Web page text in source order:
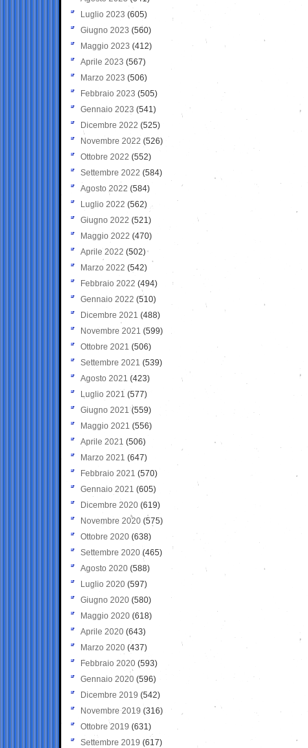
Luglio 2023 (605)
Giugno 2023 (560)
Maggio 2023 (412)
Aprile 2023 (567)
Marzo 2023 (506)
Febbraio 2023 (505)
Gennaio 2023 (541)
Dicembre 2022 (525)
Novembre 2022 (526)
Ottobre 2022 (552)
Settembre 2022 (584)
Agosto 2022 (584)
Luglio 2022 (562)
Giugno 2022 (521)
Maggio 2022 (470)
Aprile 2022 (502)
Marzo 2022 (542)
Febbraio 2022 (494)
Gennaio 2022 (510)
Dicembre 2021 (488)
Novembre 2021 (599)
Ottobre 2021 (506)
Settembre 2021 (539)
Agosto 2021 (423)
Luglio 2021 (577)
Giugno 2021(559)
Maggio 2021 (556)
Aprile 2021 (506)
Marzo 2021 (647)
Febbraio 2021 (570)
Gennaio 2021 (605)
Dicembre 2020 (619)
Novembre 2020 (575)
Ottobre 2020 (638)
Settembre 2020(465)
Agosto 2020 (588)
Luglio 2020 (597)
Giugno 2020 (580)
Maggio 2020 (618)
Aprile 2020 (643)
Marzo 2020 (437)
Febbraio 2020 (593)
Gennaio 2020 (596)
Dicembre 2019 (542)
Novembre 2019 (316)
Ottobre 2019 (631)
Settembre 2019 (617)